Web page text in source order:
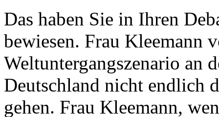
Das haben Sie in Ihren
bewiesen. Frau Kleemann
Weltuntergangszenario an
Deutschland nicht endlich
gehen. Frau Kleemann,